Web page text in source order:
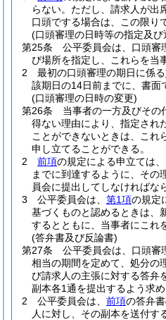
らない。 ただし、請求人が出
口頭でする場合は、この限り
(口頭審理の日時等の指定及び
第25条
公平委員会は、口頭審
び場所を指定し、これらを当
2
最初の口頭審理の期日に係る
該期日の14日前までに、書面
(口頭審理の日時の変更)
第26条
当事者の一方及びその
得ない理由により、指定され
ことができないときは、これ
申し立てることができる。
2
前項の規定による申立ては
までに到達するように、その
員会に提出してしなければな
3
公平委員会は、 第1項の規定
基づくものと認めるときは、
するとともに、当事者にこれ
(答弁書及び反論書)
第27条
公平委員会は、口頭審
相当の期間を定めて、処分の
び請求人の主張に対する答弁
副本各1通を提出するよう求め
2
公平委員会は、 前項の答弁
人に対し、その副本を送付す